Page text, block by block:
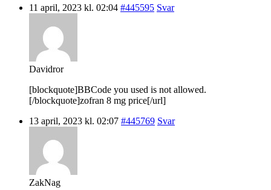
11 april, 2023 kl. 02:04 #445595 Svar
Davidror
[blockquote]BBCode you used is not allowed.
[/blockquote]zofran 8 mg price[/url]
13 april, 2023 kl. 02:07 #445769 Svar
ZakNag